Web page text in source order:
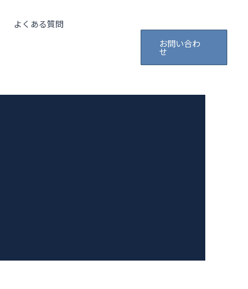
よくある質問
お問い合わ
せ